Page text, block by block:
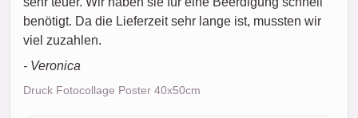
benötigt. Da die Lieferzeit sehr lange ist, mussten wir
viel zuzahlen.
- Veronica
Druck Fotocollage Poster 40x50cm